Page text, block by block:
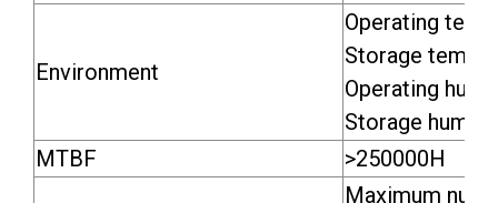
Environment
Operating
Storage
Operating
Storage
MTBF
>250000H
Maximum